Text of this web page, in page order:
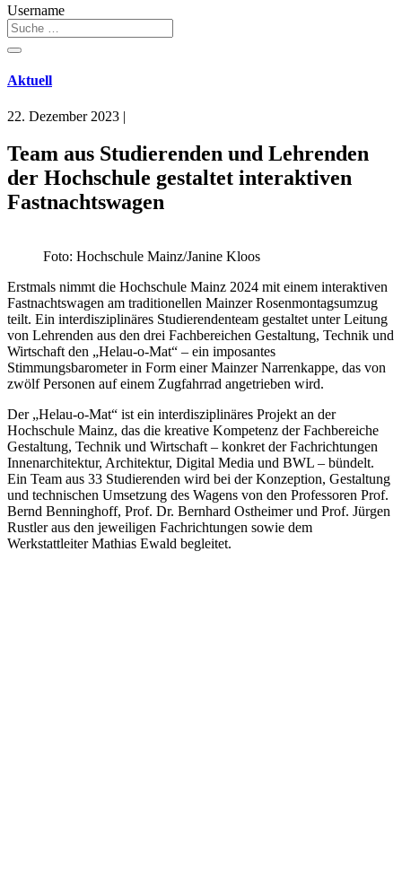
Username
Aktuell
22. Dezember 2023 |
Team aus Studierenden und Lehrenden
der Hochschule gestaltet interaktiven
Fastnachtswagen
Foto: Hochschule Mainz/Janine Kloos
Erstmals nimmt die Hochschule Mainz 2024 mit einem interaktiven
Fastnachtswagen am traditionellen Mainzer Rosenmontagsumzug
teilt. Ein interdisziplinäres Studierendenteam gestaltet unter Leitung
von Lehrenden aus den drei Fachbereichen Gestaltung, Technik und
Wirtschaft den „Helau-o-Mat“ – ein imposantes
Stimmungsbarometer in Form einer Mainzer Narrenkappe, das von
zwölf Personen auf einem Zugfahrrad angetrieben wird.
Der „Helau-o-Mat“ ist ein interdisziplinäres Projekt an der
Hochschule Mainz, das die kreative Kompetenz der Fachbereiche
Gestaltung, Technik und Wirtschaft – konkret der Fachrichtungen
Innenarchitektur, Architektur, Digital Media und BWL – bündelt.
Ein Team aus 33 Studierenden wird bei der Konzeption, Gestaltung
und technischen Umsetzung des Wagens von den Professoren Prof.
Bernd Benninghoff, Prof. Dr. Bernhard Ostheimer und Prof. Jürgen
Rustler aus den jeweiligen Fachrichtungen sowie dem
Werkstattleiter Mathias Ewald begleitet.